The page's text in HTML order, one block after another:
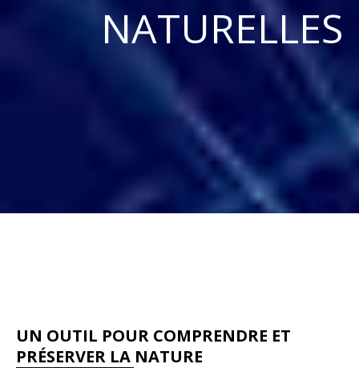
NATURELLES
UN OUTIL POUR COMPRENDRE ET
PRÉSERVER LA NATURE